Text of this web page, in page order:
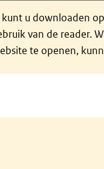
u downloaden
van de reader.
te openen,